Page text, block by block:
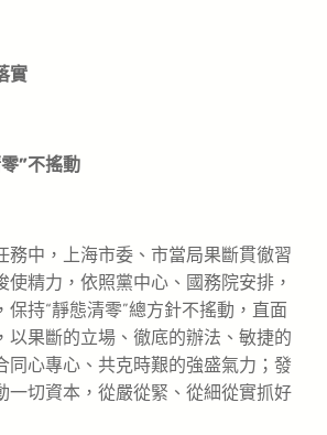
實
”不搖動
中，上海市委、市當局果斷貫徹習
使精力，依照黨中心、國務院安排，
保持“靜態清零”總方針不搖動，直面
以果斷的立場、徹底的辦法、敏捷的
同心專心、共克時艱的強盛氣力；發
一切資本，從嚴從緊、從細從實抓好